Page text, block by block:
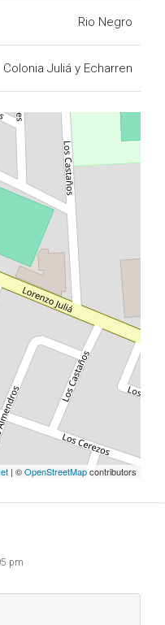
Rio Negro
Colonia Juliá y Echarren
| ©OpenStreetMapcontributors
pm